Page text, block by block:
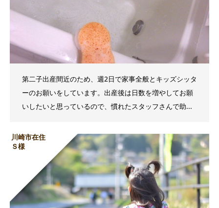
第二子出産間近のため、週2日で家事全般とキッズシッタ
ーのお願いをしています。出産後は日数を増やしてお願
いしたいと思っているので、慣れたスタッフさんで助...
川崎市在住
Ｓ様